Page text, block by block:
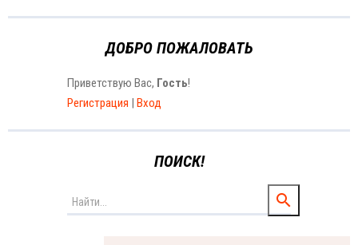
ДОБРО ПОЖАЛОВАТЬ
Приветствую Вас, Гость!
Регистрация | Вход
ПОИСК!